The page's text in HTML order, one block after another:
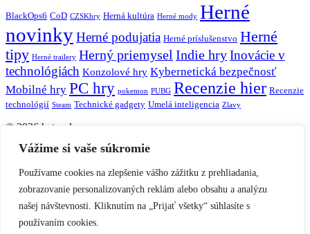
Vážime si vaše súkromie
Používame cookies na zlepšenie vášho zážitku z prehliadania,
zobrazovanie personalizovaných reklám alebo obsahu a analýzu
našej návštevnosti. Kliknutím na „Prijať všetky“ súhlasíte s
používaním cookies.
BlackOps6 CoD CZSKhry Herná kultúra Herné mody Herné
novinkyHerné podujatia Herné príslušenstvo Herné
tipy Herné trailery Herný priemysel Indie hryInovácie v
technológiách Konzolové hry Kybernetická bezpečnosť
Mobilné hry PC hry pokemon PUBG Recenzie hier Recenzie
technológií Steam Technické gadgety Umelá inteligencia Zlavy
© 2026 hater.sk.
Novinky
Hry